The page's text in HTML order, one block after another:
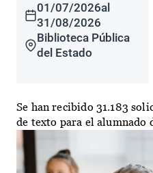
01/07/2026al
31/08/2026
Biblioteca Pública
del Estado
Se han recibido 31.183
de texto para el alumnado